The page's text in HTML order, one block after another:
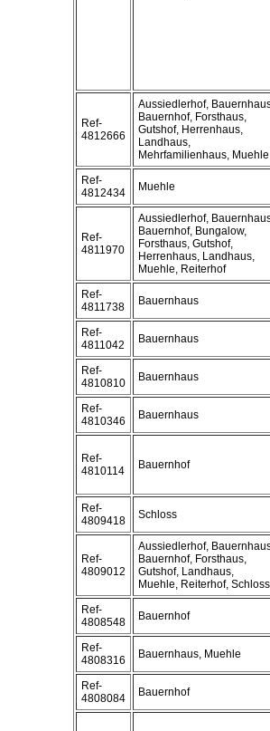
Ref-
4812666
Aussiedlerhof,
Bauernhof, Forsthaus,
Gutshof, Herrenhaus,
Landhaus,
Mehrfamilienhaus, Muehle
Ref-
4812434
Muehle
Ref-
4811970
Aussiedlerhof,
Bauernhof, Bungalow,
Forsthaus, Gutshof,
Herrenhaus, Landhaus,
Muehle, Reiterhof
Ref-
4811738
Bauernhaus
Ref-
4811042
Bauernhaus
Ref-
4810810
Bauernhaus
Ref-
4810346
Bauernhaus
Ref-
4810114
Bauernhof
Ref-
4809418
Schloss
Ref-
4809012
Aussiedlerhof,
Bauernhof, Forsthaus,
Gutshof, Landhaus,
Muehle, Reiterhof, Schloss
Ref-
4808548
Bauernhof
Ref-
4808316
Bauernhaus, Muehle
Ref-
4808084
Bauernhof